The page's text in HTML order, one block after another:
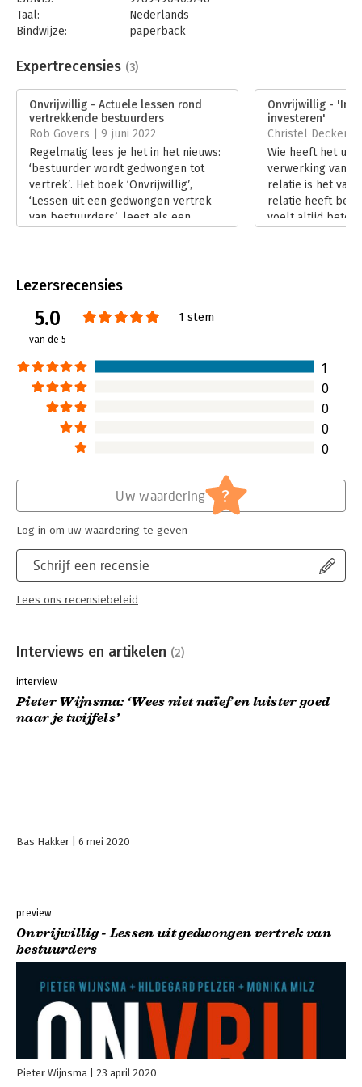
En die dans begint al voor de eerste stap.
Taal:
Nederlands
Bindwijze:
paperback
Uitgever:
Verhaal met Impact
Verschijningsdatum:
10-4-2020
Hoofdrubriek: Algemeen management
Expertrecensies (3)
Onvrijwillig - Actuele lessen rond
vertrekkende bestuurders
Rob Govers | 9 juni 2022
Regelmatig lees je het in het nieuws:
‘bestuurder wordt gedwongen tot
vertrek’. Het boek ‘Onvrijwillig’,
‘Lessen uit een gedwongen vertrek
van bestuurders’, leest als een
‘good governance’ voor zowel de
Toezicht de bereidheid vergt om
two to tango’.
Lees verder
Onvrijwillig - 'In
investeren'
Christel Deckers
Wie heeft het
verwerking van
relatie is het van
relatie heeft
voelt altijd beter
Lezersrecensies
5.0
van de 5
1 stem
1
0
0
0
0
Schrijf een recensie
Lees ons recensiebeleid
Uw waardering ?
Log in om uw waardering te geven
Interviews en artikelen (2)
interview
Pieter Wijnsma: ‘Wees niet naïef en luister goed
naar je twijfels’
Bas Hakker 6 mei 2020
preview
Onvrijwillig - Lessen uit gedwongen vertrek van
bestuurders
Pieter Wijnsma 23 april 2020